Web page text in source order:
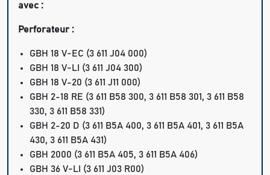
avec :
Perforateur :
GBH 18 V-EC (3 611 J04 000)
GBH 18 V-LI (3 611 J04 300)
GBH 18 V-20 (3 611 J11 000)
GBH 2-18 RE (3 611 B58 300, 3 611 B58 301, 3 611 B58
330, 3 611 B58 331)
GBH 2-20 D (3 611 B5A 400, 3 611 B5A 401, 3 611 B5A
430, 3 611 B5A 431)
GBH 2000 (3 611 B5A 405, 3 611 B5A 406)
GBH 36 V-LI (3 611 J03 R00)